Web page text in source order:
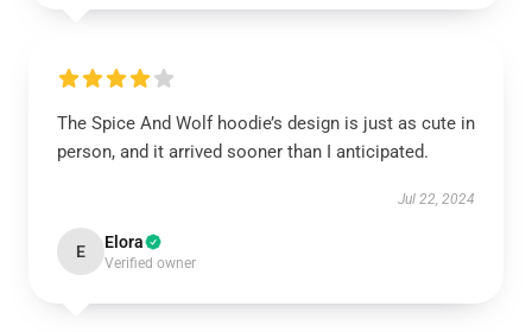
The Spice And Wolf hoodie’s design is just as cute in
person, and it arrived sooner than I anticipated.
Jul 22, 2024
E Elora
Verified owner